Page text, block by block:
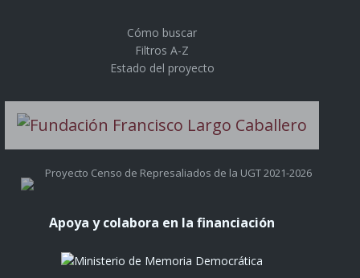
Cómo buscar
Filtros A-Z
Estado del proyecto
Proyecto Censo de Represaliados de la UGT 2021-2026
Apoya y colabora en la financiación